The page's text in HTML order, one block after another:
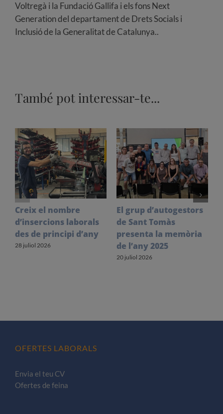
Voltregà i la Fundació Gallifa i els fons Next
Generation del departament de Drets Socials i
Inclusió de la Generalitat de Catalunya..
També pot interessar-te...
Creix el nombre
d’insercions laborals
des de principi d’any
28 juliol 2026
El grup d’autogestors
de Sant Tomàs
presenta la memòria
de l’any 2025
20 juliol 2026
OFERTES LABORALS
Envia el teu CV
Ofertes de feina